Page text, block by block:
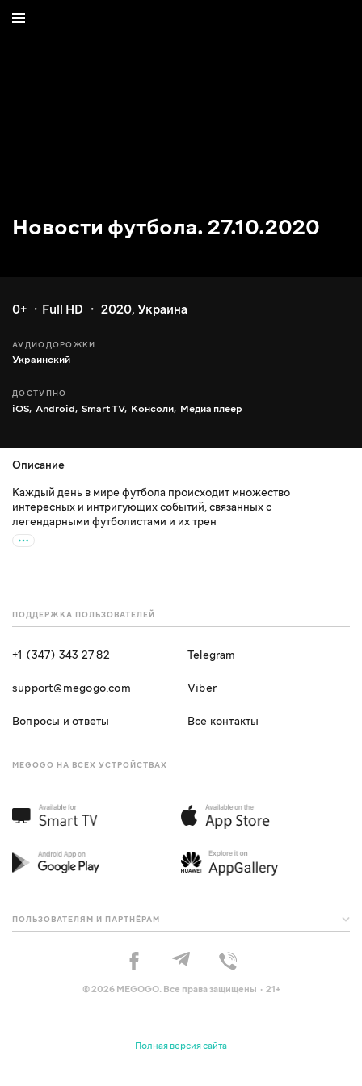
Новости футбола. 27.10.2020
0+ Full HD 2020, Украина
АУДИОДОРОЖКИ
Украинский
ДОСТУПНО
iOS, Android, Smart TV, Консоли, Медиа плеер
Описание
Каждый день в мире футбола происходит множество
интересных и интригующих событий, связанных с
легендарными футболистами и их трен
ПОДДЕРЖКА ПОЛЬЗОВАТЕЛЕЙ
+1 (347) 343 27 82
support@megogo.com
Вопросы и ответы
Telegram
Viber
Все контакты
MEGOGO НА ВСЕХ УСТРОЙСТВАХ
ПОЛЬЗОВАТЕЛЯМ И ПАРТНЁРАМ
© 2026 MEGOGO. Все права защищены · 21+
Полная версия сайта